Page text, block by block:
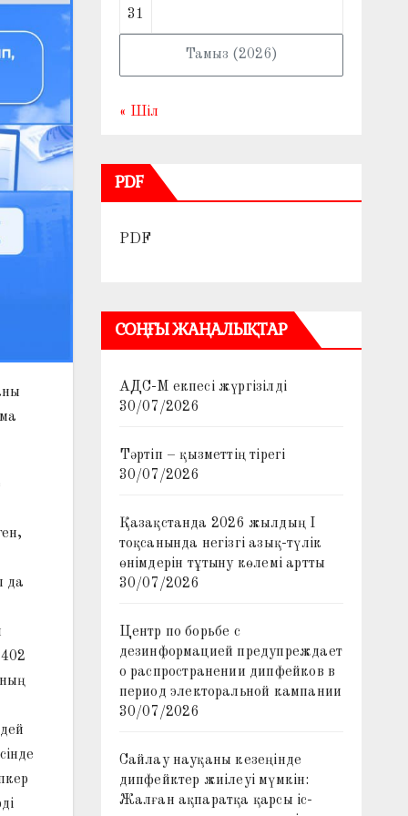
да
Тамыз (2026)
31
« Шіл
PDF
PDF
СОҢҒЫ ЖАҢАЛЫҚТАР
АДС-М екпесі жүргізілді
30/07/2026
Тәртіп – қызметтің тірегі
30/07/2026
Қазақстанда 2026 жылдың I
тоқсанында негізгі азық-түлік
өнімдерін тұтыну көлемі артты
30/07/2026
Центр по борьбе с
дезинформацией предупреждает
о распространении дипфейков в
период электоральной кампании
30/07/2026
Сайлау науқаны кезеңінде
дипфейктер жиілеуі мүмкін:
Жалған ақпаратқа қарсы іс-